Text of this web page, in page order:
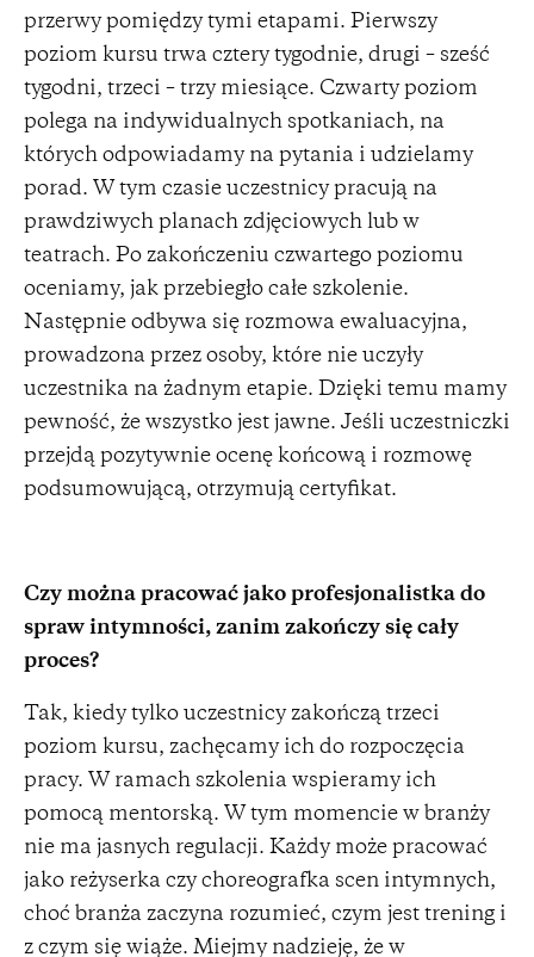
przerwy pomiędzy tymi etapami. Pierwszy
poziom kursu trwa cztery tygodnie, drugi – sześć
tygodni, trzeci – trzy miesiące. Czwarty poziom
polega na indywidualnych spotkaniach, na
których odpowiadamy na pytania i udzielamy
porad. W tym czasie uczestnicy pracują na
prawdziwych planach zdjęciowych lub w
teatrach. Po zakończeniu czwartego poziomu
oceniamy, jak przebiegło całe szkolenie.
Następnie odbywa się rozmowa ewaluacyjna,
prowadzona przez osoby, które nie uczyły
uczestnika na żadnym etapie. Dzięki temu mamy
pewność, że wszystko jest jawne. Jeśli uczestniczki
przejdą pozytywnie ocenę końcową i rozmowę
podsumowującą, otrzymują certyfikat.
Czy można pracować jako profesjonalistka do
spraw intymności, zanim zakończy się cały
proces?
Tak, kiedy tylko uczestnicy zakończą trzeci
poziom kursu, zachęcamy ich do rozpoczęcia
pracy. W ramach szkolenia wspieramy ich
pomocą mentorską. W tym momencie w branży
nie ma jasnych regulacji. Każdy może pracować
jako reżyserka czy choreografka scen intymnych,
choć branża zaczyna rozumieć, czym jest trening i
z czym się wiąże. Miejmy nadzieję, że w